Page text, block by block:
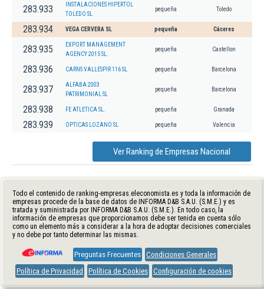
283.933
INSTALACIONES HIPERTOL
TOLEDO SL
pequeña Toledo
283.934 VEGA CERVERA SL pequeña Cáceres
283.935
EXPORT MANAGEMENT
AGENCY 2015 SL.
pequeña Castellon
283.936 CARNS VALLESPIR 116 SL. pequeña Barcelona
283.937
ALFABA 2003
PATRIMONIAL SL
pequeña Barcelona
283.938 FE ATLETICA SL. pequeña Granada
283.939 OPTICAS LOZANO SL pequeña Valencia
Ver Ranking de Empresas Nacional
Todo el contenido de ranking-empresas.eleconomista.es y toda la información de
empresas procede de la base de datos de INFORMA D&B S.A.U. (S.M.E.) y es
tratada y suministrada por INFORMA D&B S.A.U. (S.M.E.). En todo caso, la
información de empresas que proporcionamos debe ser tenida en cuenta sólo
como un elemento más a considerar a la hora de adoptar decisiones comerciales
y no debe por tanto determinar las mismas.
Preguntas Frecuentes Condiciones Generales
Política de Privacidad
Política de Cookies Configuración de cookies